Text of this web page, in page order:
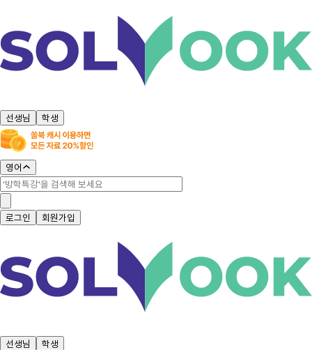
선생님 학생
영어
로그인 회원가입
선생님 학생